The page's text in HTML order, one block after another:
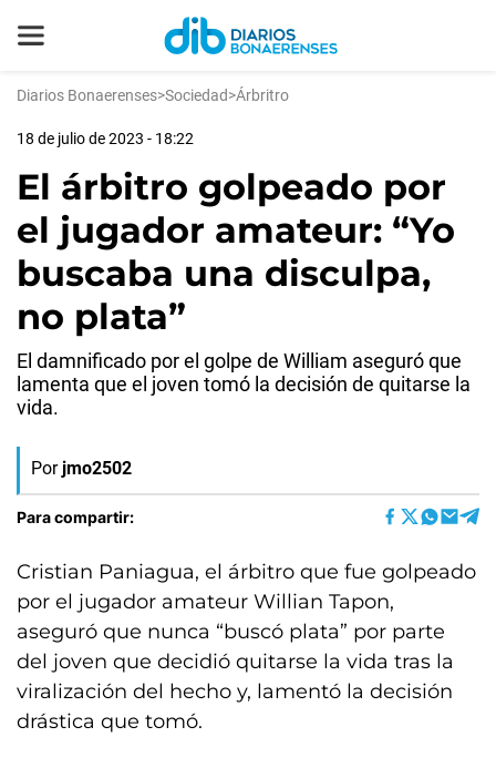
Diarios Bonaerenses>Sociedad>Árbritro
18 de julio de 2023 - 18:22
El árbitro golpeado por
el jugador amateur: “Yo
buscaba una disculpa,
no plata”
El damnificado por el golpe de William aseguró que
lamenta que el joven tomó la decisión de quitarse la
vida.
Por jmo2502
Para compartir:
Cristian Paniagua, el árbitro que fue golpeado
por el jugador amateur Willian Tapon,
aseguró que nunca “buscó plata” por parte
del joven que decidió quitarse la vida tras la
viralización del hecho y, lamentó la decisión
drástica que tomó.